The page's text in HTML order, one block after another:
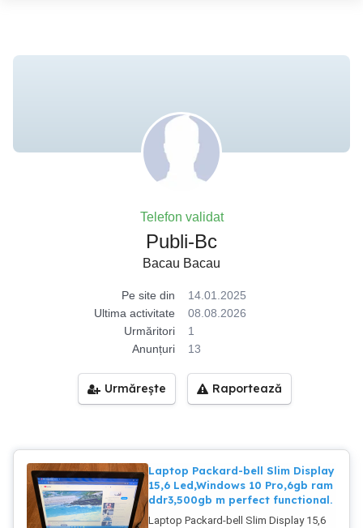
Telefon validat
Publi-Bc
Bacau Bacau
Pe site din
14.01.2025
Ultima activitate
08.08.2026
Urmăritori
1
Anunțuri
13
Urmărește Raportează
Laptop Packard-bell Slim Display
15,6 Led,Windows 10 Pro,6gb ram
ddr3,500gb m perfect functional.
Laptop Packard-bell Slim Display 15,6